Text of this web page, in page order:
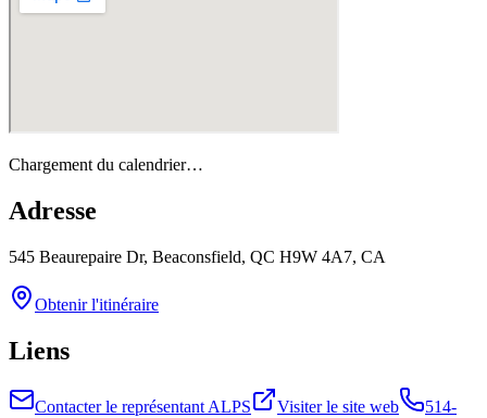
Chargement du calendrier…
Adresse
545 Beaurepaire Dr, Beaconsfield, QC H9W 4A7, CA
Obtenir l'itinéraire
Liens
Contacter le représentant ALPS Visiter le site web
514-